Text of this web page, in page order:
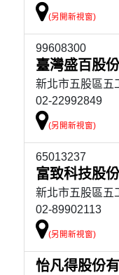
99608300
臺灣盛百股
新北市五股區五
02-22992849
65013237
富致科技股
新北市五股區五
02-89902113
怡凡得股份